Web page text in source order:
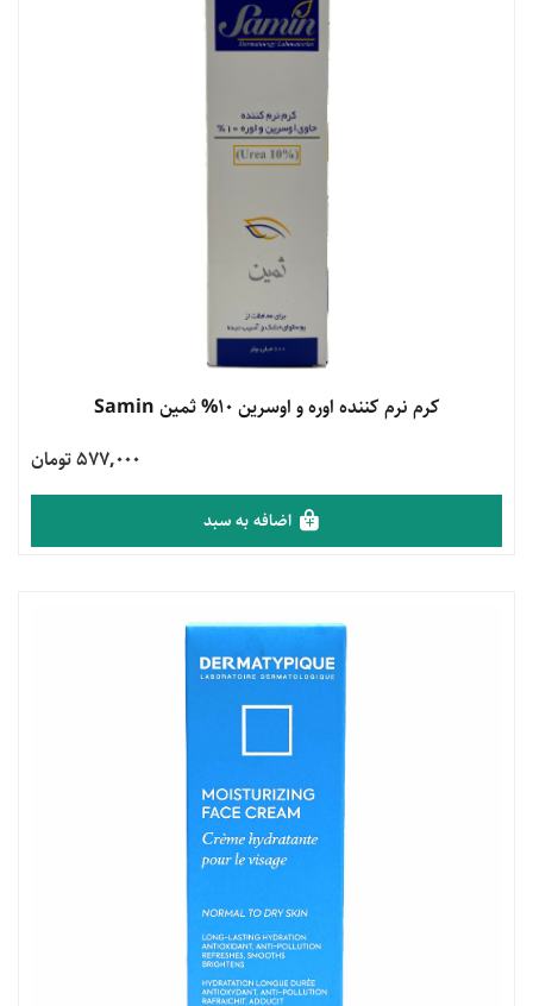
مشاهده محصول
کرم نرم کننده اوره و اوسرین 10% ثمین Samin
577,000 تومان
اضافه به سبد